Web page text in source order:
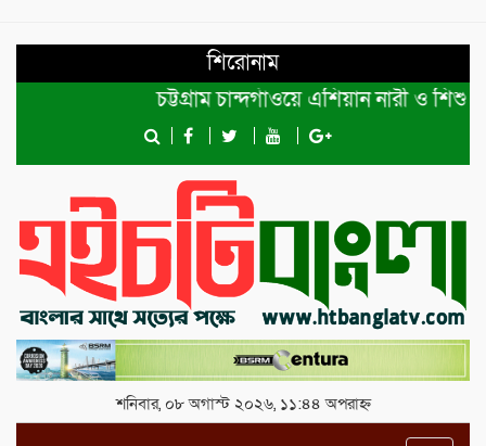
শিরোনাম
চট্টগ্রাম চান্দগাঁওয়ে এশিয়ান নারী ও শিশু
শনিবার, ০৮ অগাস্ট ২০২৬, ১১:৪৪ অপরাহ্ন